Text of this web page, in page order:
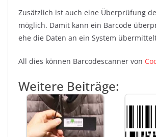
Zusätzlich ist auch eine Überprüfung
möglich. Damit kann ein Barcode
ehe die Daten an ein System
All dies können Barcodescanner von
Weitere Beiträge: